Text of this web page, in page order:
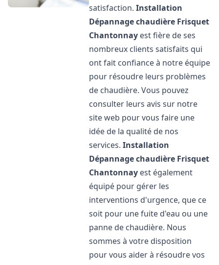
satisfaction.Installation
Dépannage chaudière Frisquet
Chantonnay est fière de ses
nombreux clients satisfaits qui
ont fait confiance à notre équipe
pour résoudre leurs problèmes
de chaudière. Vous pouvez
consulter leurs avis sur notre
site web pour vous faire une
idée de la qualité de nos
services.Installation
Dépannage chaudière Frisquet
Chantonnay est également
équipé pour gérer les
interventions d'urgence, que ce
soit pour une fuite d'eau ou une
panne de chaudière. Nous
sommes à votre disposition
pour vous aider à résoudre vos